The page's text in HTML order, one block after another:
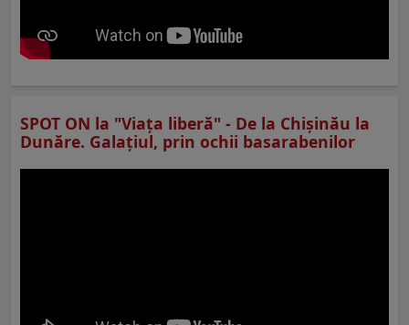
SPOT ON la "Viaţa liberă" - De la Chișinău la
Dunăre. Galațiul, prin ochii basarabenilor